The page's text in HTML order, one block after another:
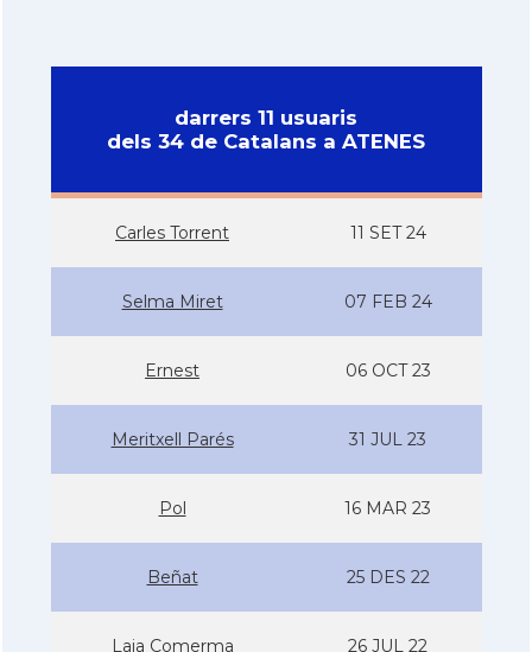
darrers 11 usuaris
dels 34 de Catalans a ATENES
Carles Torrent 11 SET 24
Selma Miret 07 FEB 24
Ernest 06 OCT 23
Meritxell Parés 31 JUL 23
Pol 16 MAR 23
Beñat 25 DES 22
Laia Comerma 26 JUL 22